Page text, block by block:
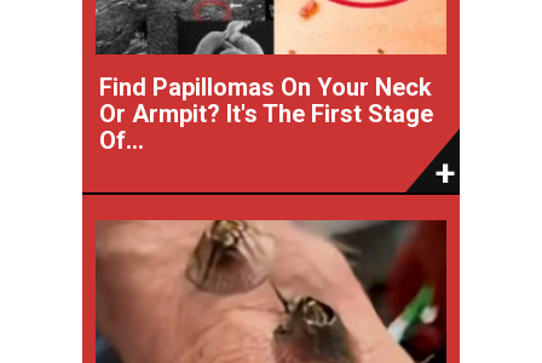
Find Papillomas On Your Neck
Or Armpit? It's The First Stage
Of...